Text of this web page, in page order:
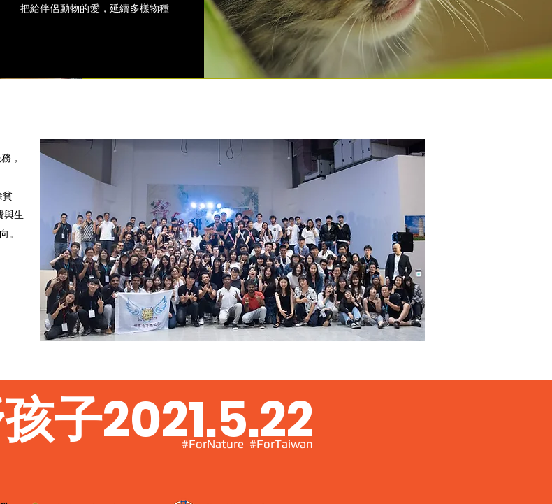
把給伴侶動物的愛，延續多樣物種
，
貧
與生
。
子2021.5.22
#ForNature #ForTaiwan